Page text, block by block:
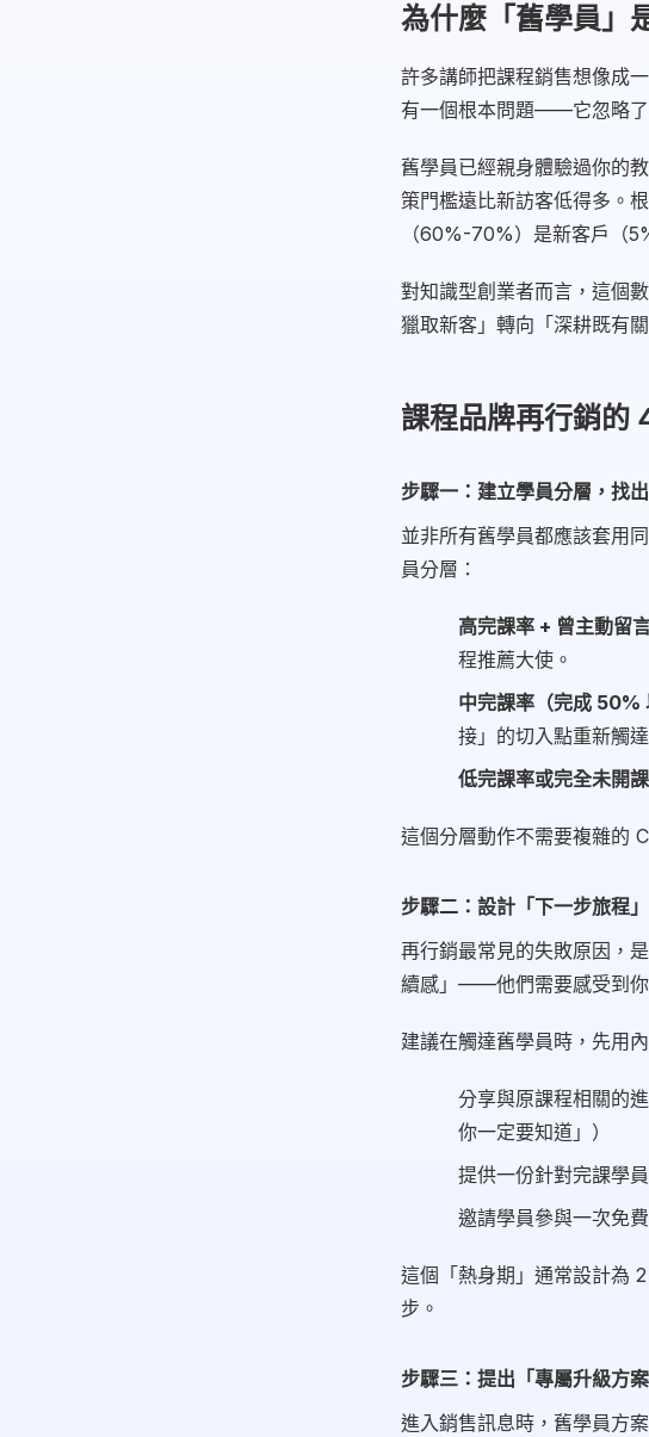
為什麼「舊學員」
許多講師把課程銷售想像成
有一個根本問題——它忽略了
舊學員已經親身體驗過你的
策門檻遠比新訪客低得多。
（60%-70%）是新客戶（
對知識型創業者而言，這個
獵取新客」轉向「深耕既有
課程品牌再行銷的
步驟一：建立學員分層，找
並非所有舊學員都應該套用
員分層：
高完課率 + 曾主動留
程推薦大使。
中完課率（完成 50%
接」的切入點重新觸達
低完課率或完全未開課
這個分層動作不需要複雜的
步驟二：設計「下一步旅程
再行銷最常見的失敗原因，
續感」——他們需要感受到你
建議在觸達舊學員時，先用
分享與原課程相關的
你一定要知道」）
提供一份針對完課學
邀請學員參與一次免
這個「熱身期」通常設計為
步。
步驟三：提出「專屬升級方
進入銷售訊息時，舊學員方